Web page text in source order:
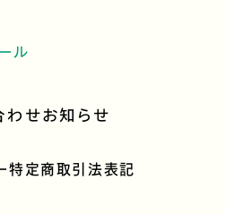
ル
わせお知らせ
特定商取引法表記